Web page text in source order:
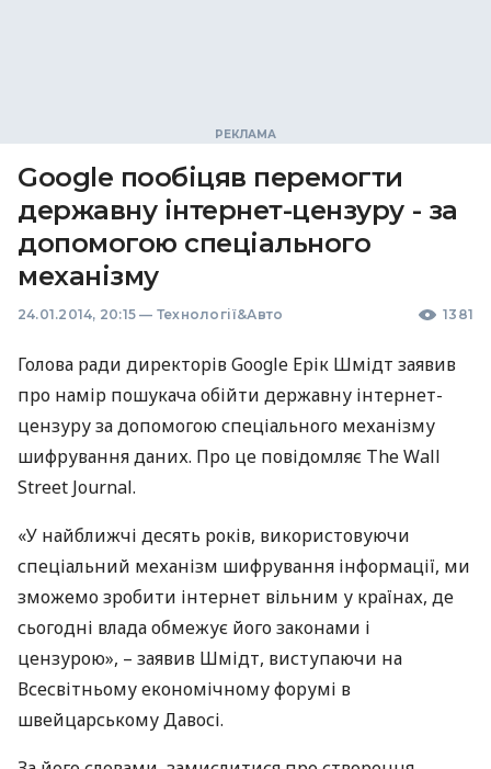
Google пообіцяв перемогти
державну інтернет-цензуру - за
допомогою спеціального
механізму
24.01.2014, 20:15 — Технології&Авто 1381
Голова ради директорів Google Ерік Шмідт заявив
про намір пошукача обійти державну інтернет-
цензуру за допомогою спеціального механізму
шифрування даних. Про це повідомляє The Wall
Street Journal.
«У найближчі десять років, використовуючи
спеціальний механізм шифрування інформації, ми
зможемо зробити інтернет вільним у країнах, де
сьогодні влада обмежує його законами і
цензурою», – заявив Шмідт, виступаючи на
Всесвітньому економічному форумі в
швейцарському Давосі.